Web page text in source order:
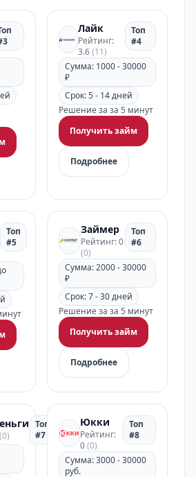
Лайк
Рейтинг:
3.6(11)
Топ
#4
Сумма: 1000 - 30000
₽
Срок: 5 - 14 дней
Решение за за 5 минут
Получить займ
Подробнее
Топ
#5
Займер
Рейтинг: 0
(0)
Топ
#6
Сумма: 2000 - 30000
₽
Срок: 7 - 30 дней
Решение за за 5 минут
Получить займ
Подробнее
(0)
Топ
#7
Юкки
Рейтинг:
0(0)
Топ
#8
Сумма: 3000 - 30000
руб.